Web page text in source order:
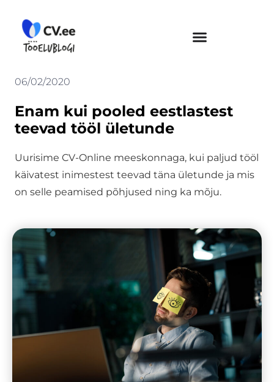
content
06/02/2020
Enam kui pooled eestlastest
teevad tööl ületunde
Uurisime CV-Online meeskonnaga, kui paljud tööl
käivatest inimestest teevad täna ületunde ja mis
on selle peamised põhjused ning ka mõju.